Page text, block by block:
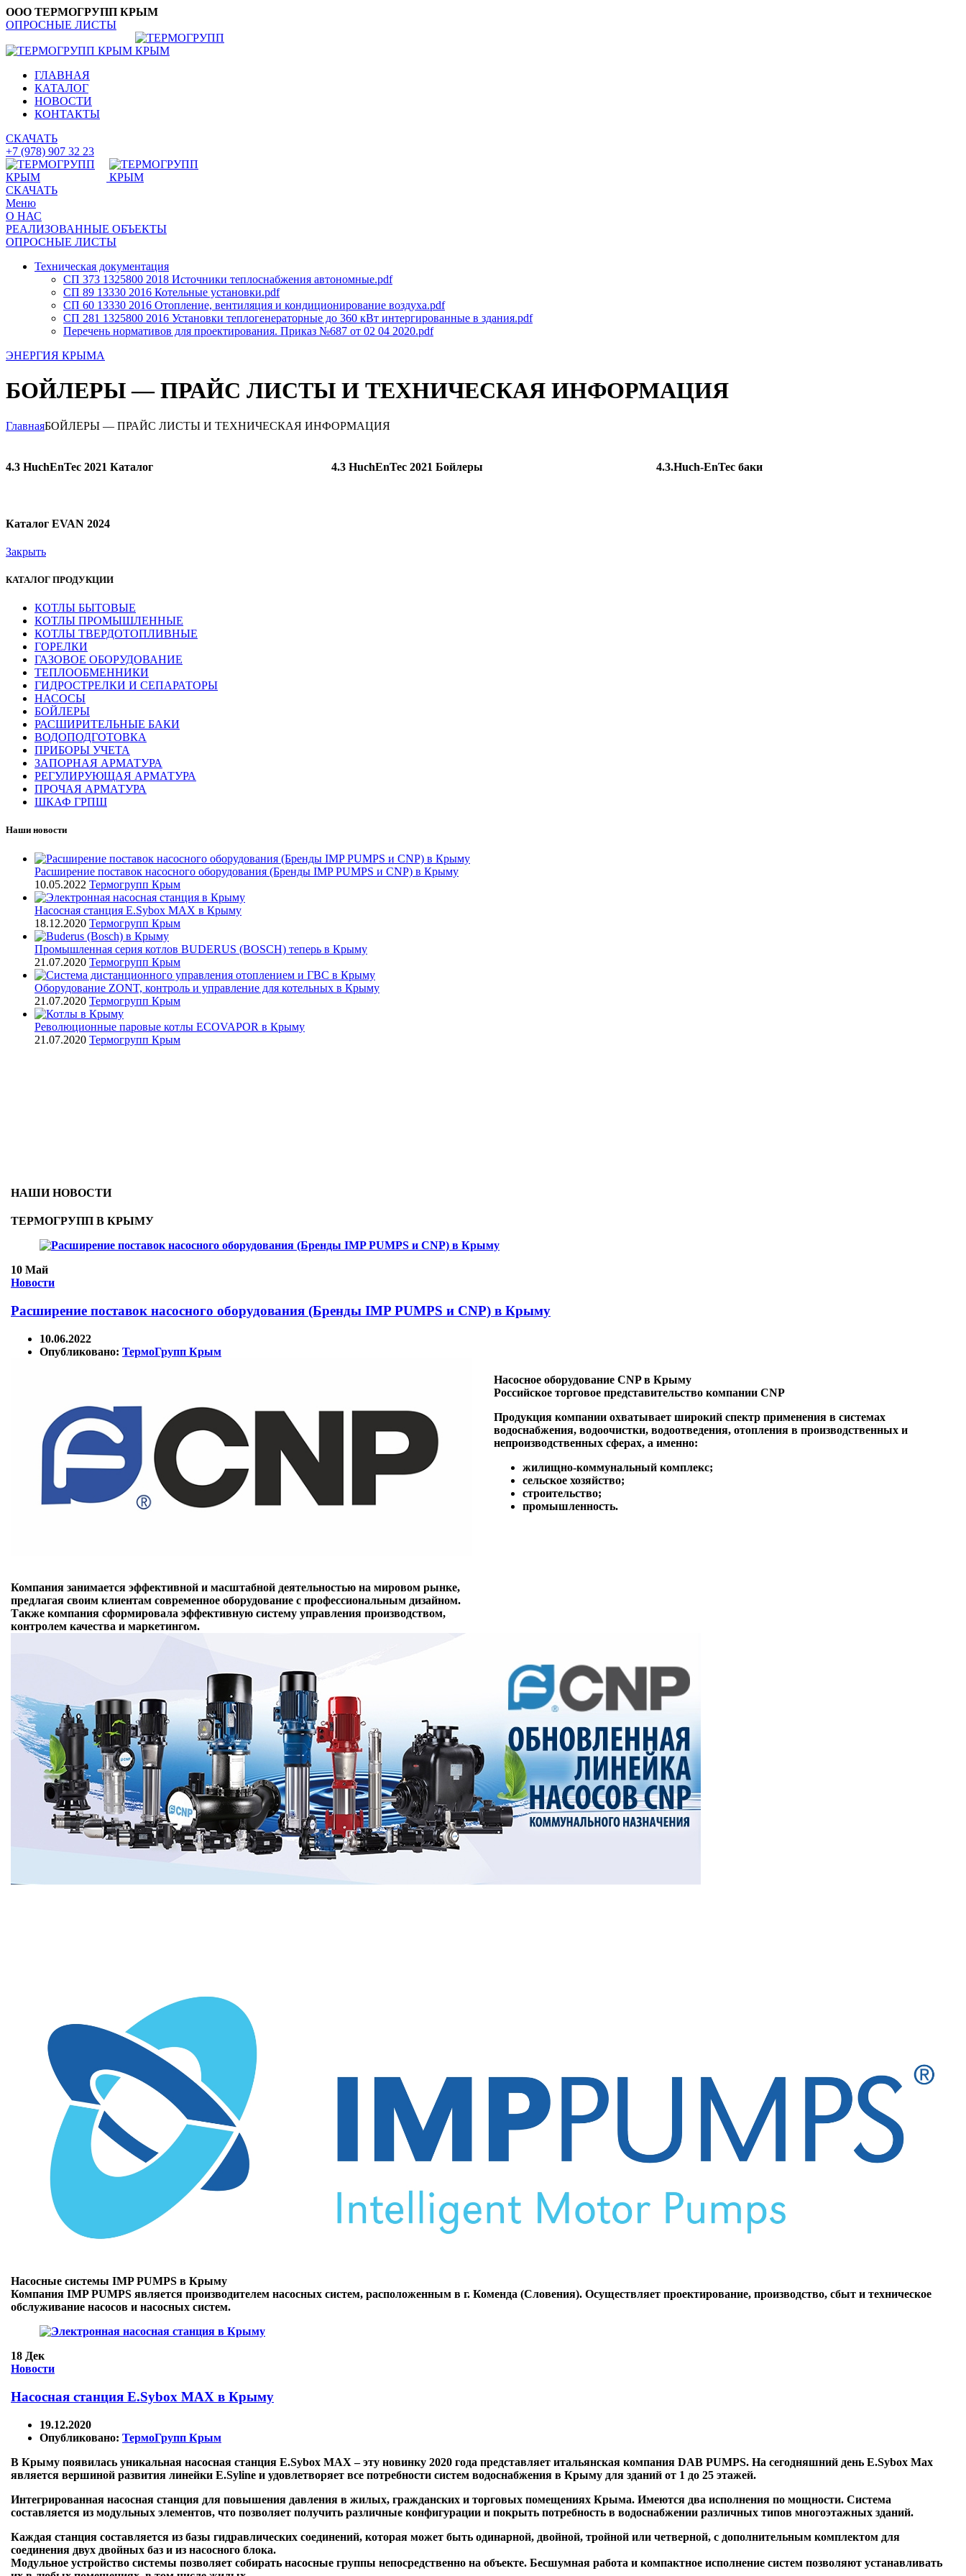
ООО ТЕРМОГРУПП КРЫМ
ОПРОСНЫЕ ЛИСТЫ
ГЛАВНАЯ
КАТАЛОГ
НОВОСТИ
КОНТАКТЫ
СКАЧАТЬ
+7 (978) 907 32 23
СКАЧАТЬ
Меню
О НАС
РЕАЛИЗОВАННЫЕ ОБЪЕКТЫ
ОПРОСНЫЕ ЛИСТЫ
Техническая документация
СП 373 1325800 2018 Источники теплоснабжения автономные.pdf
СП 89 13330 2016 Котельные установки.pdf
СП 60 13330 2016 Отопление, вентиляция и кондиционирование воздуха.pdf
СП 281 1325800 2016 Установки теплогенераторные до 360 кВт интергированные в здания.pdf
Перечень нормативов для проектирования. Приказ №687 от 02 04 2020.pdf
ЭНЕРГИЯ КРЫМА
БОЙЛЕРЫ — ПРАЙС ЛИСТЫ И ТЕХНИЧЕСКАЯ ИНФОРМАЦИЯ
ГлавнаяБОЙЛЕРЫ — ПРАЙС ЛИСТЫ И ТЕХНИЧЕСКАЯ ИНФОРМАЦИЯ
4.3 HuchEnTec 2021 Каталог 4.3 HuchEnTec 2021 Бойлеры 4.3.Huch-EnTec баки
Каталог EVAN 2024
Закрыть
КАТАЛОГ ПРОДУКЦИИ
КОТЛЫ БЫТОВЫЕ
КОТЛЫ ПРОМЫШЛЕННЫЕ
КОТЛЫ ТВЕРДОТОПЛИВНЫЕ
ГОРЕЛКИ
ГАЗОВОЕ ОБОРУДОВАНИЕ
ТЕПЛООБМЕННИКИ
ГИДРОСТРЕЛКИ И СЕПАРАТОРЫ
НАСОСЫ
БОЙЛЕРЫ
РАСШИРИТЕЛЬНЫЕ БАКИ
ВОДОПОДГОТОВКА
ПРИБОРЫ УЧЕТА
ЗАПОРНАЯ АРМАТУРА
РЕГУЛИРУЮЩАЯ АРМАТУРА
ПРОЧАЯ АРМАТУРА
ШКАФ ГРПШ
Наши новости
Расширение поставок насосного оборудования (Бренды IMP PUMPS и CNP) в Крыму
10.05.2022 Термогрупп Крым
Насосная станция E.Sybox MAX в Крыму
18.12.2020 Термогрупп Крым
Промышленная серия котлов BUDERUS (BOSCH) теперь в Крыму
21.07.2020 Термогрупп Крым
Оборудование ZONT, контроль и управление для котельных в Крыму
21.07.2020 Термогрупп Крым
Революционные паровые котлы ECOVAPOR в Крыму
21.07.2020 Термогрупп Крым
НАШИ НОВОСТИ
ТЕРМОГРУПП В КРЫМУ
10 Май
Новости
Расширение поставок насосного оборудования (Бренды IMP PUMPS и CNP) в Крыму
10.06.2022
Опубликовано: ТермоГрупп Крым
Компания занимается эффективной и масштабной деятельностью на мировом рынке,
предлагая своим клиентам современное оборудование с профессиональным дизайном.
Также компания сформировала эффективную систему управления производством,
контролем качества и маркетингом.
Насосное оборудование CNP в Крыму
Российское торговое представительство компании CNP
Продукция компании охватывает широкий спектр применения в системах
водоснабжения, водоочистки, водоотведения, отопления в производственных и
непроизводственных сферах, а именно:
жилищно-коммунальный комплекс;
сельское хозяйство;
строительство;
промышленность.
Насосные системы IMP PUMPS в Крыму
Компания IMP PUMPS является производителем насосных систем, расположенным в г. Коменда (Словения). Осуществляет проектирование, производство, сбыт и техническое
обслуживание насосов и насосных систем.
18 Дек
Новости
Насосная станция E.Sybox MAX в Крыму
19.12.2020
Опубликовано: ТермоГрупп Крым
В Крыму появилась уникальная насосная станция E.Sybox MAX – эту новинку 2020 года представляет итальянская компания DAB PUMPS. На сегодняшний день E.Sybox Max
является вершиной развития линейки E.Syline и удовлетворяет все потребности систем водоснабжения в Крыму для зданий от 1 до 25 этажей.
Интегрированная насосная станция для повышения давления в жилых, гражданских и торговых помещениях Крыма. Имеются два исполнения по мощности. Система
составляется из модульных элементов, что позволяет получить различные конфигурации и покрыть потребность в водоснабжении различных типов многоэтажных зданий.
Каждая станция составляется из базы гидравлических соединений, которая может быть одинарной, двойной, тройной или четверной, с дополнительным комплектом для
соединения двух двойных баз и из насосного блока.
Модульное устройство системы позволяет собирать насосные группы непосредственно на объекте. Бесшумная работа и компактное исполнение систем позволяют устанавливать